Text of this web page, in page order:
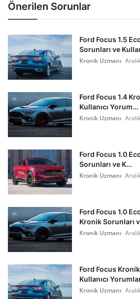
Önerilen Sorunlar
Ford Focus 1.5
Sorunları ve
Kronik Uzmanı
Ford Focus 1.4
Kullanıcı Yorum...
Kronik Uzmanı
Ford Focus 1.0
Sorunları ve K...
Kronik Uzmanı
Ford Focus 1.0
Kronik Sorunları
Kronik Uzmanı
Ford Focus
Kullanıcı
Kronik Uzmanı